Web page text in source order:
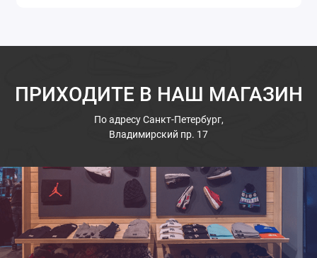
ПРИХОДИТЕ В НАШ МАГАЗИН
По адресуСанкт-Петербург,
Владимирский пр. 17